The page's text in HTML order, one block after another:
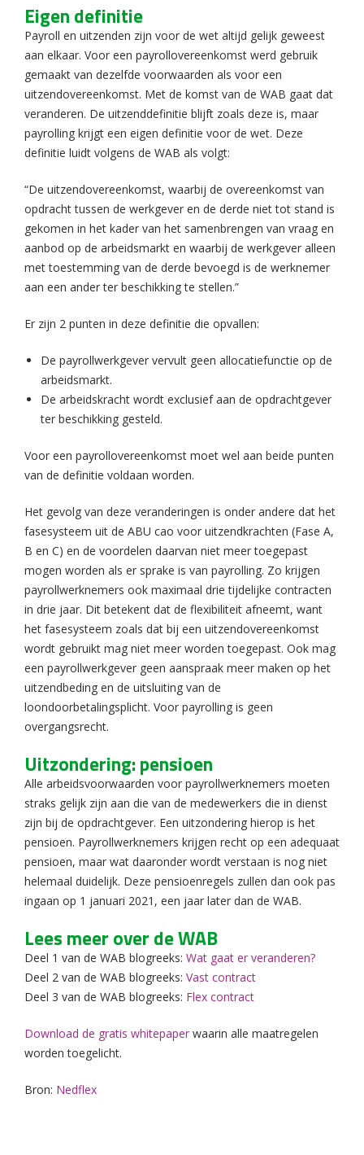
Eigen definitie
Payroll en uitzenden zijn voor de wet altijd gelijk geweest
aan elkaar. Voor een payrollovereenkomst werd gebruik
gemaakt van dezelfde voorwaarden als voor een
uitzendovereenkomst. Met de komst van de WAB gaat dat
veranderen. De uitzenddefinitie blijft zoals deze is, maar
payrolling krijgt een eigen definitie voor de wet. Deze
definitie luidt volgens de WAB als volgt:
“De uitzendovereenkomst, waarbij de overeenkomst van
opdracht tussen de werkgever en de derde niet tot stand is
gekomen in het kader van het samenbrengen van vraag en
aanbod op de arbeidsmarkt en waarbij de werkgever alleen
met toestemming van de derde bevoegd is de werknemer
aan een ander ter beschikking te stellen.”
Er zijn 2 punten in deze definitie die opvallen:
De payrollwerkgever vervult geen allocatiefunctie op de
arbeidsmarkt.
De arbeidskracht wordt exclusief aan de opdrachtgever
ter beschikking gesteld.
Voor een payrollovereenkomst moet wel aan beide punten
van de definitie voldaan worden.
Het gevolg van deze veranderingen is onder andere dat het
fasesysteem uit de ABU cao voor uitzendkrachten (Fase A,
B en C) en de voordelen daarvan niet meer toegepast
mogen worden als er sprake is van payrolling. Zo krijgen
payrollwerknemers ook maximaal drie tijdelijke contracten
in drie jaar. Dit betekent dat de flexibiliteit afneemt, want
het fasesysteem zoals dat bij een uitzendovereenkomst
wordt gebruikt mag niet meer worden toegepast. Ook mag
een payrollwerkgever geen aanspraak meer maken op het
uitzendbeding en de uitsluiting van de
loondoorbetalingsplicht. Voor payrolling is geen
overgangsrecht.
Uitzondering: pensioen
Alle arbeidsvoorwaarden voor payrollwerknemers moeten
straks gelijk zijn aan die van de medewerkers die in dienst
zijn bij de opdrachtgever. Een uitzondering hierop is het
pensioen. Payrollwerknemers krijgen recht op een adequaat
pensioen, maar wat daaronder wordt verstaan is nog niet
helemaal duidelijk. Deze pensioenregels zullen dan ook pas
ingaan op 1 januari 2021, een jaar later dan de WAB.
Lees meer over de WAB
Deel 1 van de WAB blogreeks: Wat gaat er veranderen?
Deel 2 van de WAB blogreeks: Vast contract
Deel 3 van de WAB blogreeks: Flex contract
Download de gratis whitepaper waarin alle maatregelen
worden toegelicht.
Bron: Nedflex